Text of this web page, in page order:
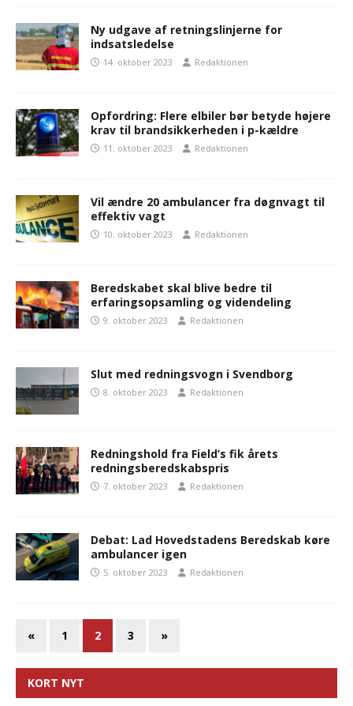
Ny udgave af retningslinjerne for
indsatsledelse
14. oktober 2023 Redaktionen
Opfordring: Flere elbiler bør betyde højere
krav til brandsikkerheden i p-kældre
11. oktober 2023 Redaktionen
Vil ændre 20 ambulancer fra døgnvagt til
effektiv vagt
10. oktober 2023 Redaktionen
Beredskabet skal blive bedre til
erfaringsopsamling og videndeling
9. oktober 2023 Redaktionen
Slut med redningsvogn i Svendborg
8. oktober 2023 Redaktionen
Redningshold fra Field’s fik årets
redningsberedskabspris
7. oktober 2023 Redaktionen
Debat: Lad Hovedstadens Beredskab køre
ambulancer igen
5. oktober 2023 Redaktionen
« 1 2 3 »
KORT NYT